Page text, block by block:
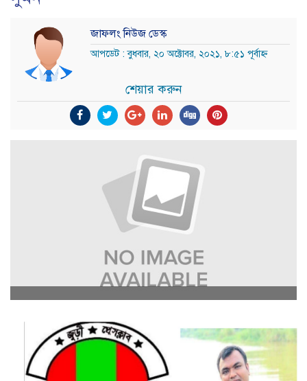
জাফলং নিউজ ডেস্ক
আপডেট : বুধবার, ২০ অক্টোবর, ২০২১, ৮:৫১ পূর্বাহ্ন
শেয়ার করুন